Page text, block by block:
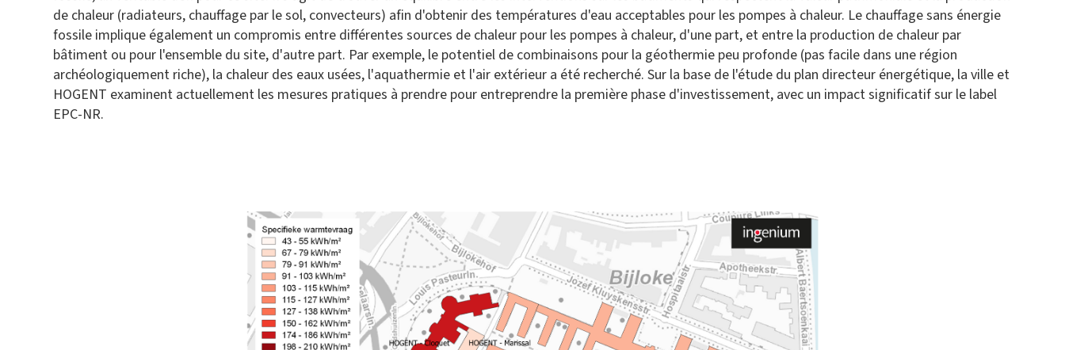
de chaleur (radiateurs, chauffage par le sol, convecteurs) afin d'obtenir des températures d'eau acceptables pour les pompes à chaleur. Le chauffage sans énergie
fossile implique également un compromis entre différentes sources de chaleur pour les pompes à chaleur, d'une part, et entre la production de chaleur par
bâtiment ou pour l'ensemble du site, d'autre part. Par exemple, le potentiel de combinaisons pour la géothermie peu profonde (pas facile dans une région
archéologiquement riche), la chaleur des eaux usées, l'aquathermie et l'air extérieur a été recherché. Sur la base de l'étude du plan directeur énergétique, la ville et
HOGENT examinent actuellement les mesures pratiques à prendre pour entreprendre la première phase d'investissement, avec un impact significatif sur le label
EPC-NR.